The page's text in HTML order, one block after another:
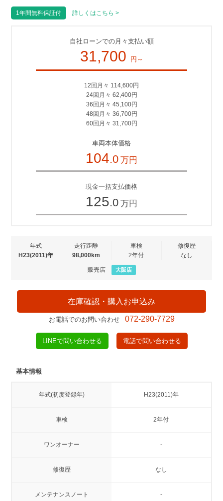
1年間無料保証付 詳しくはこちら >
自社ローンでの月々支払い額
31,700 円～
12回月々 114,600円
24回月々 62,400円
36回月々 45,100円
48回月々 36,700円
60回月々 31,700円
車両本体価格
104.0 万円
現金一括支払価格
125.0 万円
年式
H23(2011)年
走行距離
98,000km
車検
2年付
修復歴
なし
販売店 大阪店
在庫確認・購入お申込み
お電話でのお問い合わせ 072-290-7729
LINEで問い合わせる 電話で問い合わせる
基本情報
年式(初度登録年) H23(2011)年
車検 2年付
ワンオーナー -
修復歴 なし
メンテナンスノート -